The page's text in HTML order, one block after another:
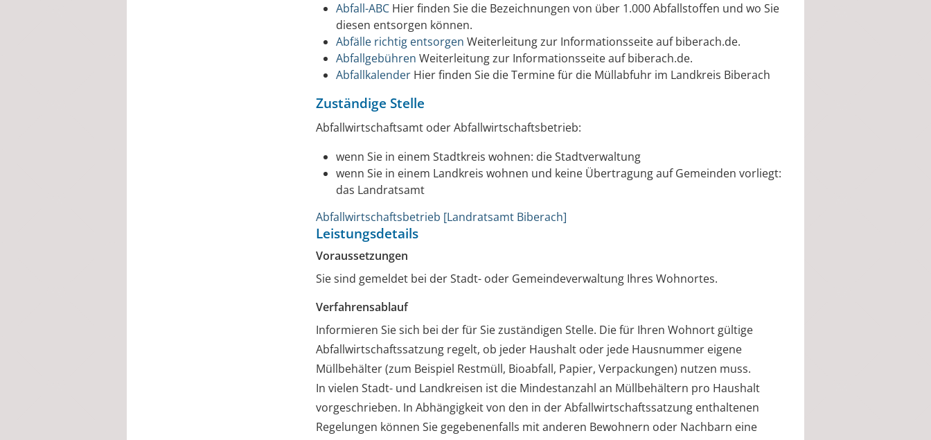
Abfall-ABC Hier finden Sie die Bezeichnungen von über 1.000 Abfallstoffen und wo Sie
diesen entsorgen können.
Abfälle richtig entsorgen Weiterleitung zur Informationsseite auf biberach.de.
Abfallgebühren Weiterleitung zur Informationsseite auf biberach.de.
Abfallkalender Hier finden Sie die Termine für die Müllabfuhr im Landkreis Biberach
Zuständige Stelle
Abfallwirtschaftsamt oder Abfallwirtschaftsbetrieb:
wenn Sie in einem Stadtkreis wohnen: die Stadtverwaltung
wenn Sie in einem Landkreis wohnen und keine Übertragung auf Gemeinden vorliegt:
das Landratsamt
Abfallwirtschaftsbetrieb [Landratsamt Biberach]
Leistungsdetails
Voraussetzungen
Sie sind gemeldet bei der Stadt- oder Gemeindeverwaltung Ihres Wohnortes.
Verfahrensablauf
Informieren Sie sich bei der für Sie zuständigen Stelle. Die für Ihren Wohnort gültige
Abfallwirtschaftssatzung regelt, ob jeder Haushalt oder jede Hausnummer eigene
Müllbehälter(zum Beispiel Restmüll, Bioabfall, Papier, Verpackungen) nutzen muss.
In vielen Stadt- und Landkreisen ist die Mindestanzahl an Müllbehältern pro Haushalt
vorgeschrieben. In Abhängigkeit von den in der Abfallwirtschaftssatzung enthaltenen
Regelungen können Sie gegebenenfalls mit anderen Bewohnern oder Nachbarn eine